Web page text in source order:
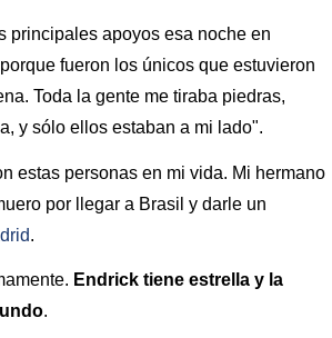
principales apoyos esa noche en
fueron los únicos que estuvieron
Toda la gente me tiraba piedras,
y sólo ellos estaban a mi lado".
estas personas en mi vida. Mi hermano
por llegar a Brasil y darle un
.
Endrick tiene estrella y la
.